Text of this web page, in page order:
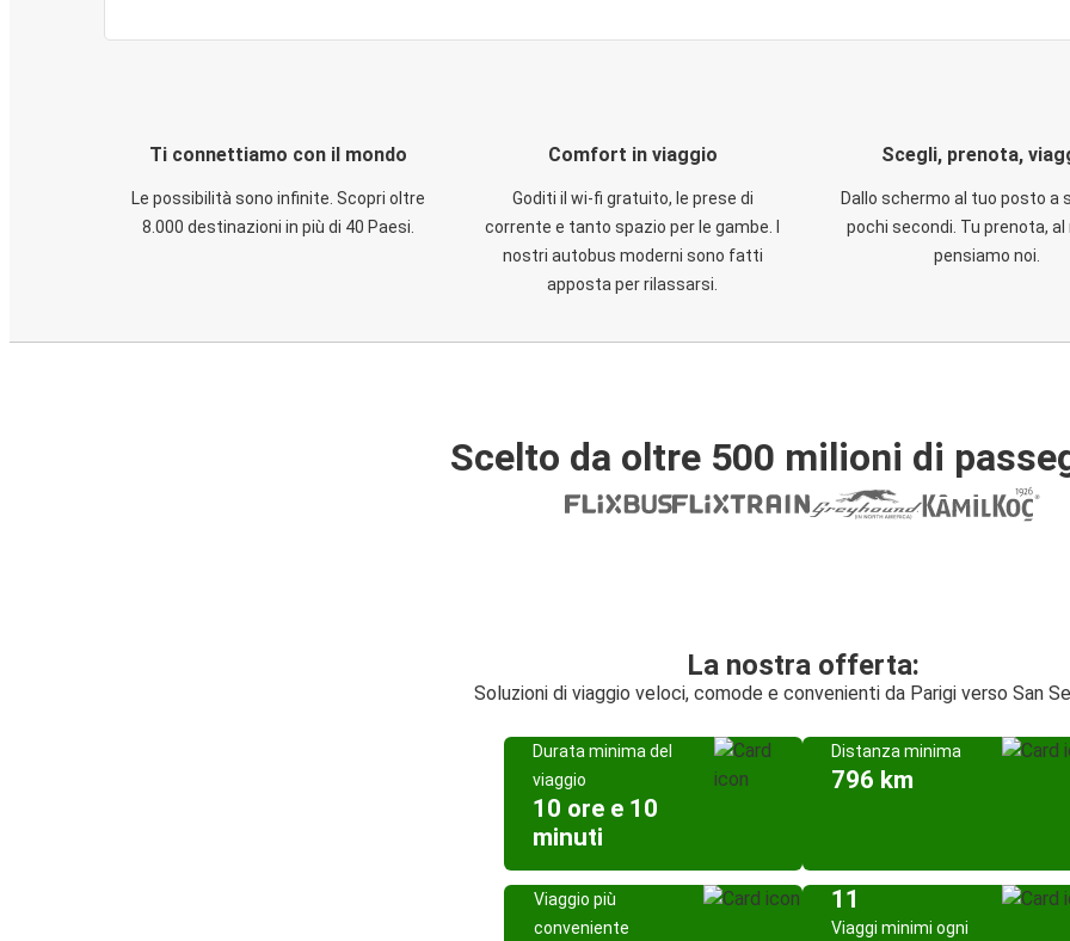
Ti connettiamo con il mondo
Le possibilità sono infinite. Scopri oltre
8.000 destinazioni in più di 40 Paesi.
Comfort in viaggio
Goditi il wi-fi gratuito, le prese di
corrente e tanto spazio per le gambe. I
nostri autobus moderni sono fatti
apposta per rilassarsi.
Scegli, prenota,
Dallo schermo al tuo posto a
pochi secondi. Tu prenota,
pensiamo noi.
Scelto da oltre 500 milioni di
La nostra offerta:
Soluzioni di viaggio veloci, comode e convenienti da Parigi verso San
Durata minima del
viaggio
10 ore e 10
minuti
Distanza minima
796 km
Viaggio più
conveniente
11
Viaggi minimi ogni